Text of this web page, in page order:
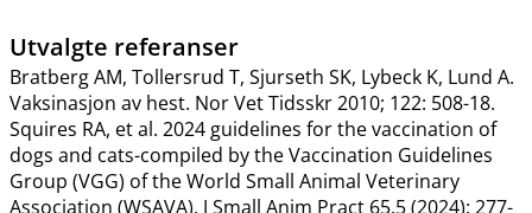
Utvalgte referanser
Bratberg AM, Tollersrud T, Sjurseth SK, Lybeck K, Lund A.
Vaksinasjon av hest. Nor Vet Tidsskr 2010; 122: 508-18.
Squires RA, et al. 2024 guidelines for the vaccination of
dogs and cats-compiled by the Vaccination Guidelines
Group (VGG) of the World Small Animal Veterinary
Association (WSAVA). J Small Anim Pract 65.5 (2024): 277-